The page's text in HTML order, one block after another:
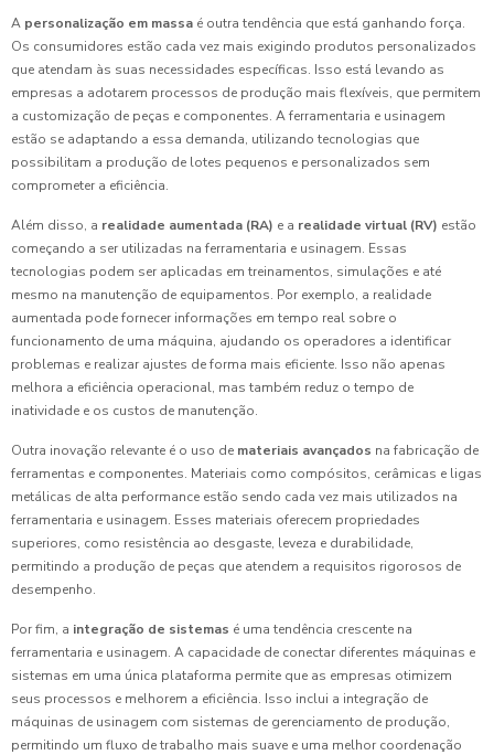
A personalização em massa é outra tendência que está ganhando força.
Os consumidores estão cada vez mais exigindo produtos personalizados
que atendam às suas necessidades específicas. Isso está levando as
empresas a adotarem processos de produção mais flexíveis, que permitem
a customização de peças e componentes. A ferramentaria e usinagem
estão se adaptando a essa demanda, utilizando tecnologias que
possibilitam a produção de lotes pequenos e personalizados sem
comprometer a eficiência.
Além disso, a realidade aumentada (RA) e a realidade virtual (RV) estão
começando a ser utilizadas na ferramentaria e usinagem. Essas
tecnologias podem ser aplicadas em treinamentos, simulações e até
mesmo na manutenção de equipamentos. Por exemplo, a realidade
aumentada pode fornecer informações em tempo real sobre o
funcionamento de uma máquina, ajudando os operadores a identificar
problemas e realizar ajustes de forma mais eficiente. Isso não apenas
melhora a eficiência operacional, mas também reduz o tempo de
inatividade e os custos de manutenção.
Outra inovação relevante é o uso de materiais avançados na fabricação de
ferramentas e componentes. Materiais como compósitos, cerâmicas e ligas
metálicas de alta performance estão sendo cada vez mais utilizados na
ferramentaria e usinagem. Esses materiais oferecem propriedades
superiores, como resistência ao desgaste, leveza e durabilidade,
permitindo a produção de peças que atendem a requisitos rigorosos de
desempenho.
Por fim, a integração de sistemas é uma tendência crescente na
ferramentaria e usinagem. A capacidade de conectar diferentes máquinas e
sistemas em uma única plataforma permite que as empresas otimizem
seus processos e melhorem a eficiência. Isso inclui a integração de
máquinas de usinagem com sistemas de gerenciamento de produção,
permitindo um fluxo de trabalho mais suave e uma melhor coordenação